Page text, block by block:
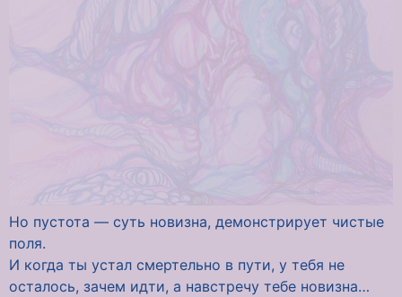
Но пустота — суть новизна, демонстрирует чистые
поля.
И когда ты устал смертельно в пути, у тебя не
осталось, зачем идти, а навстречу тебе новизна…